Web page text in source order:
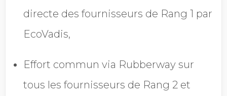
directe des fournisseurs de Rang 1 par
EcoVadis,
Effort commun via Rubberway sur
tous les fournisseurs de Rang 2 et